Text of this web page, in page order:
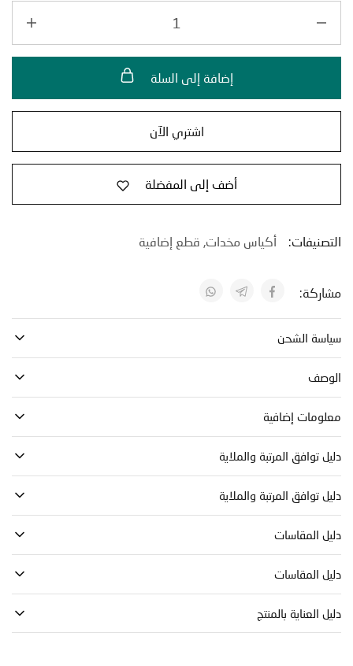
إضافة إلى السلة
اشتري الآن
أضف إلى المفضلة
أكياس مخدات,قطع إضافية
الشحن
إضافية
المرتبة والملاية
المرتبة والملاية
المقاسات
المقاسات
بالمنتج